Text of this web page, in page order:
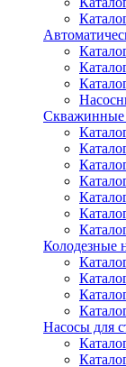
Скважинные
Колодезные
Насосы для